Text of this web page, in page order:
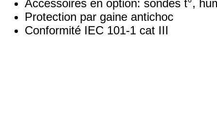
Accessoires en option: sondes t°,
Protection par gaine antichoc
Conformité IEC 101-1 cat III